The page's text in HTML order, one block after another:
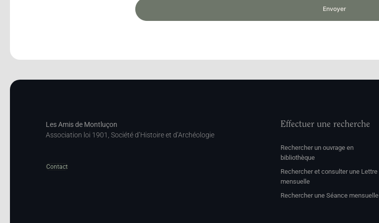
Envoyer
Les Amis de Montluçon
Association loi 1901, Société d’Histoire et d’Archéologie
Contact
Effectuer une recherche
Rechercher un ouvrage en
bibliothèque
Rechercher et consulter une Lettre
mensuelle
Rechercher une Séance mensuelle